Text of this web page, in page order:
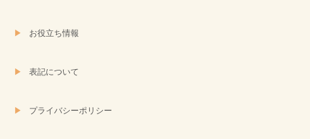
お役立ち情報
表記について
プライバシーポリシー